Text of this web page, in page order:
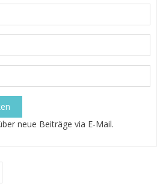
neue Beiträge via E-Mail.